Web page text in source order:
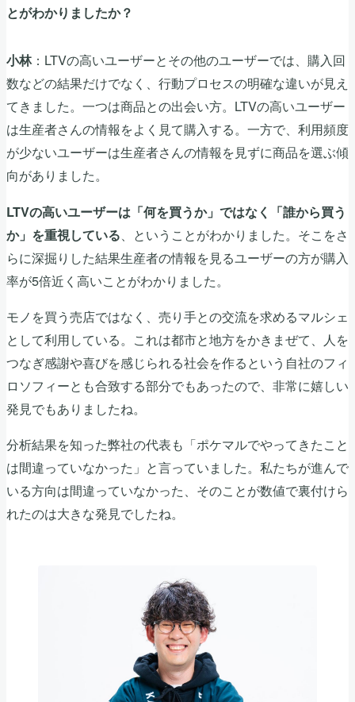
とがわかりましたか？
小林：LTVの高いユーザーとその他のユーザーでは、購入回
数などの結果だけでなく、行動プロセスの明確な違いが見え
てきました。一つは商品との出会い方。LTVの高いユーザー
は生産者さんの情報をよく見て購入する。一方で、利用頻度
が少ないユーザーは生産者さんの情報を見ずに商品を選ぶ傾
向がありました。
LTVの高いユーザーは「何を買うか」ではなく「誰から買う
か」を重視している 、ということがわかりました。そこをさ
らに深掘りした結果生産者の情報を見るユーザーの方が購入
率が5倍近く高いことがわかりました。
モノを買う売店ではなく、売り手との交流を求めるマルシェ
として利用している。これは都市と地方をかきまぜて、人を
つなぎ感謝や喜びを感じられる社会を作るという自社のフィ
ロソフィーとも合致する部分でもあったので、非常に嬉しい
発見でもありましたね。
分析結果を知った弊社の代表も「ポケマルでやってきたこと
は間違っていなかった」と言っていました。私たちが進んで
いる方向は間違っていなかった、そのことが数値で裏付けら
れたのは大きな発見でしたね。